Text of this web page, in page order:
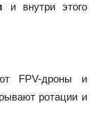
и внутри этого
FPV-дроны и
ротации и